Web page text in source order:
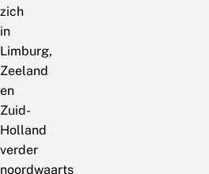
zich
in
Limburg,
Zeeland
en
Zuid-
Holland
verder
noordwaarts